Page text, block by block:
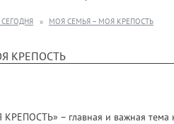
МОЯ СЕМЬЯ – МОЯ КРЕПОСТЬ
КРЕПОСТЬ
– главная и важная тема